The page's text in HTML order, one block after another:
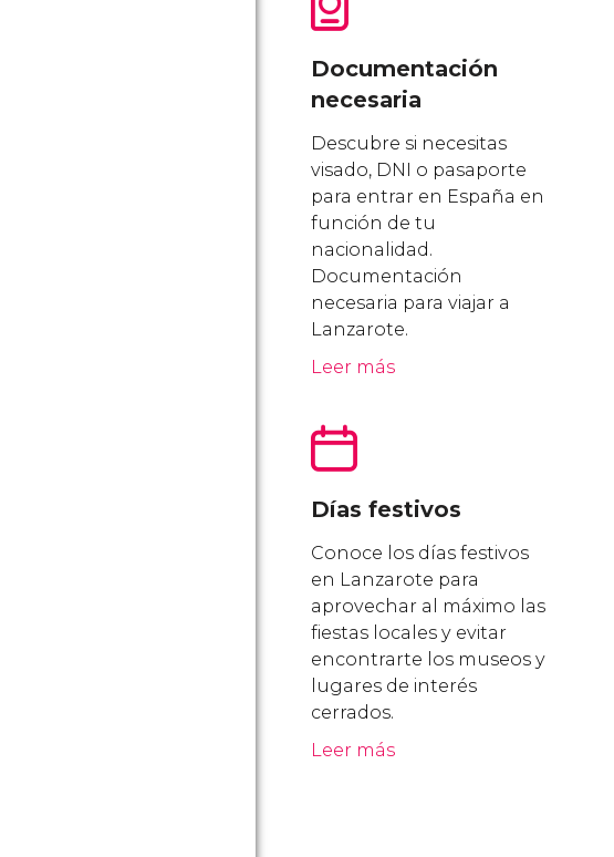
Documentación
necesaria
Descubre si necesitas
visado, DNI o pasaporte
para entrar en España en
función de tu
nacionalidad.
Documentación
necesaria para viajar a
Lanzarote.
Leer más
Días festivos
Conoce los días festivos
en Lanzarote para
aprovechar al máximo las
fiestas locales y evitar
encontrarte los museos y
lugares de interés
cerrados.
Leer más